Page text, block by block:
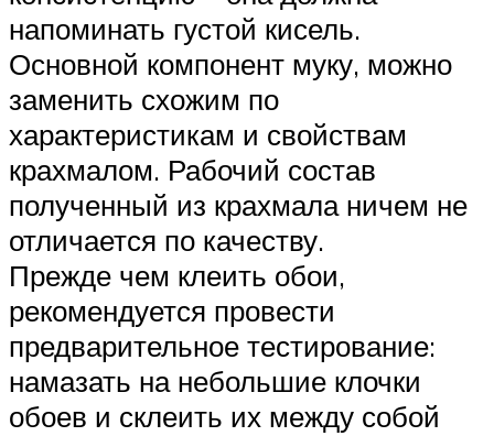
напоминать густой кисель.
Основной компонент муку, можно
заменить схожим по
характеристикам и свойствам
крахмалом. Рабочий состав
полученный из крахмала ничем не
отличается по качеству.
Прежде чем клеить обои,
рекомендуется провести
предварительное тестирование:
намазать на небольшие клочки
обоев и склеить их между собой